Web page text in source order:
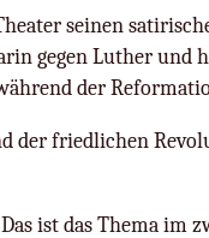
seinen
gegen Luther und
der
der friedlichen
ist das Thema im